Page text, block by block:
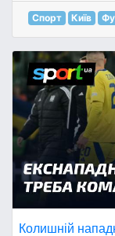
Спорт Київ
Колишній